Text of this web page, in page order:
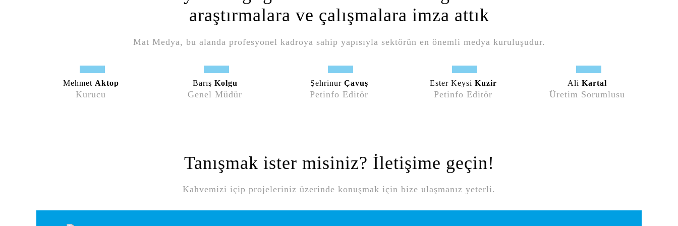
araştırmalara ve çalışmalara imza attık
Mat Medya, bu alanda profesyonel kadroya sahip yapısıyla sektörün en önemli medya kuruluşudur.
Mehmet Aktop
Kurucu
Barış Kolgu
Genel Müdür
Şehrinur Çavuş
Petinfo Editör
Ester Keysi Kuzir
Petinfo Editör
Ali Kartal
Üretim Sorumlusu
Tanışmak ister misiniz? İletişime geçin!
Kahvemizi içip projeleriniz üzerinde konuşmak için bize ulaşmanız yeterli.